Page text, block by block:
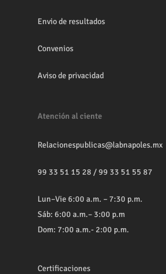
Envio de resultados
Convenios
Aviso de privacidad
Atención al ciente
Relacionespublicas@labnapoles.mx
99 33 51 15 28 /99 33 51 55 87
Lun–Vie 6:00 a.m. – 7:30 p.m.
Sáb: 6:00 a.m.– 3:00 p.m
Dom: 7:00 a.m.- 2:00 p.m.
Certificaciones